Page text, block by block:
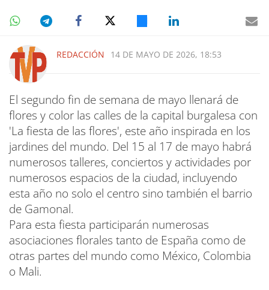
REDACCIÓN 14 DE MAYO DE 2026, 18:53
El segundo fin de semana de mayo llenará de
flores y color las calles de la capital burgalesa con
'La fiesta de las flores', este año inspirada en los
jardines del mundo. Del 15 al 17 de mayo habrá
numerosos talleres, conciertos y actividades por
numerosos espacios de la ciudad, incluyendo
esta año no solo el centro sino también el barrio
de Gamonal.
Para esta fiesta participarán numerosas
asociaciones florales tanto de España como de
otras partes del mundo como México, Colombia
o Mali.